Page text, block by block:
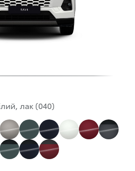
лак (040)